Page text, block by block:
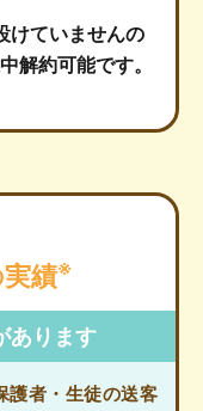
けていませんの
解約可能です。
績※
あります
護者・生徒の送客